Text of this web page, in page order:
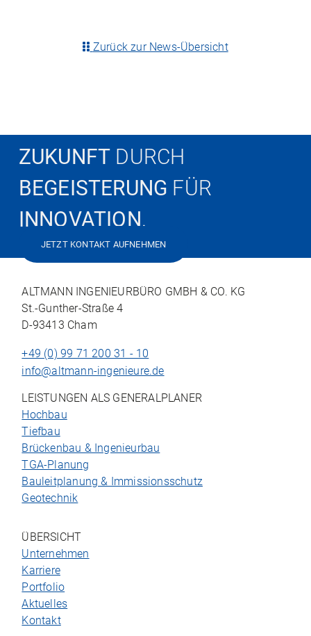
Zurück zur News-Übersicht
ZUKUNFT DURCH
BEGEISTERUNG FÜR
INNOVATION.
JETZT KONTAKT AUFNEHMEN
ALTMANN INGENIEURBÜRO GMBH & CO. KG
St.-Gunther-Straße 4
D-93413 Cham
+49 (0) 99 71 200 31 - 10
info@altmann-ingenieure.de
LEISTUNGEN ALS GENERALPLANER
Hochbau
Tiefbau
Brückenbau & Ingenieurbau
TGA-Planung
Bauleitplanung & Immissionsschutz
Geotechnik
ÜBERSICHT
Unternehmen
Karriere
Portfolio
Aktuelles
Kontakt